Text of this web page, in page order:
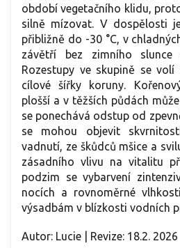
období vegetačního klidu,
silně mízovat. V dospělosti
přibližně do -30 °C, v
závětří bez zimního slunce
Rozestupy ve skupině se
cílové šířky koruny.
plošší a v těžších půdách
se ponechává odstup od
se mohou objevit
vadnutí, ze škůdců mšice a
zásadního vlivu na vitalitu
podzim se vybarvení
nocích a rovnoměrné
výsadbám v blízkosti vodních
Autor: Lucie | Revize: 18.2. 2026